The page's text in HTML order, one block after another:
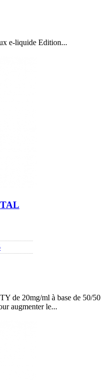
e-liquide Edition...
de 20mg/ml à base de 50/50
augmenter le...